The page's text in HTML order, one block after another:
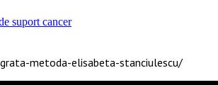
suport cancer
metoda-elisabeta-stanciulescu/